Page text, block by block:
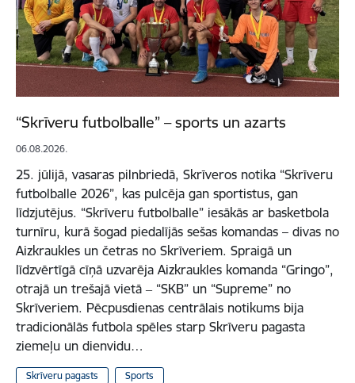
“Skrīveru futbolballe” – sports un azarts
06.08.2026.
25. jūlijā, vasaras pilnbriedā, Skrīveros notika “Skrīveru
futbolballe 2026”, kas pulcēja gan sportistus, gan
līdzjutējus. “Skrīveru futbolballe” iesākās ar basketbola
turnīru, kurā šogad piedalījās sešas komandas – divas no
Aizkraukles un četras no Skrīveriem. Spraigā un
līdzvērtīgā cīņā uzvarēja Aizkraukles komanda “Gringo”,
otrajā un trešajā vietā ‒ “SKB” un “Supreme” no
Skrīveriem. Pēcpusdienas centrālais notikums bija
tradicionālās futbola spēles starp Skrīveru pagasta
ziemeļu un dienvidu…
Skrīveru pagasts Sports